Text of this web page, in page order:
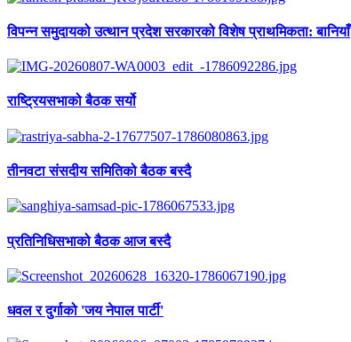
विपन्न समुदायको उत्थान प्रदेश सरकारको विशेष प्राथमिकता: बानियाँ
राष्ट्रियसभाको बैठक सर्यो
तीनवटा संसदीय समितिको बैठक बस्दै
प्रतिनिधिसभाको बैठक आज बस्दै
धवल र दुर्गाको 'जय नेपाल पार्टी'